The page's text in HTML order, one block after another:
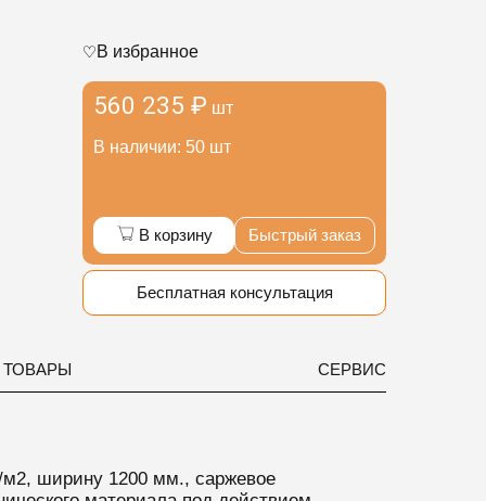
560 235 ₽ шт
В наличии: 50 шт
В избранное
В корзину Быстрый заказ
Бесплатная консультация
СЕРВИС
м2, ширину 1200 мм., саржевое